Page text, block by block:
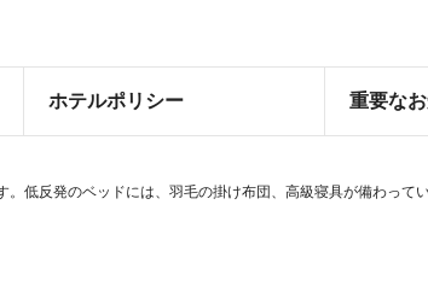
ホテルポリシー 重要な
低反発のベッドには、羽毛の掛け布団、高級寝具が備わって